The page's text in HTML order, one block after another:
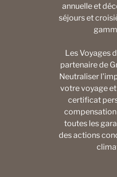
annuelle et
séjours et
Les Voyages
partenaire de
Neutraliser
votre voyage
certificat
compensation
toutes les
des actions